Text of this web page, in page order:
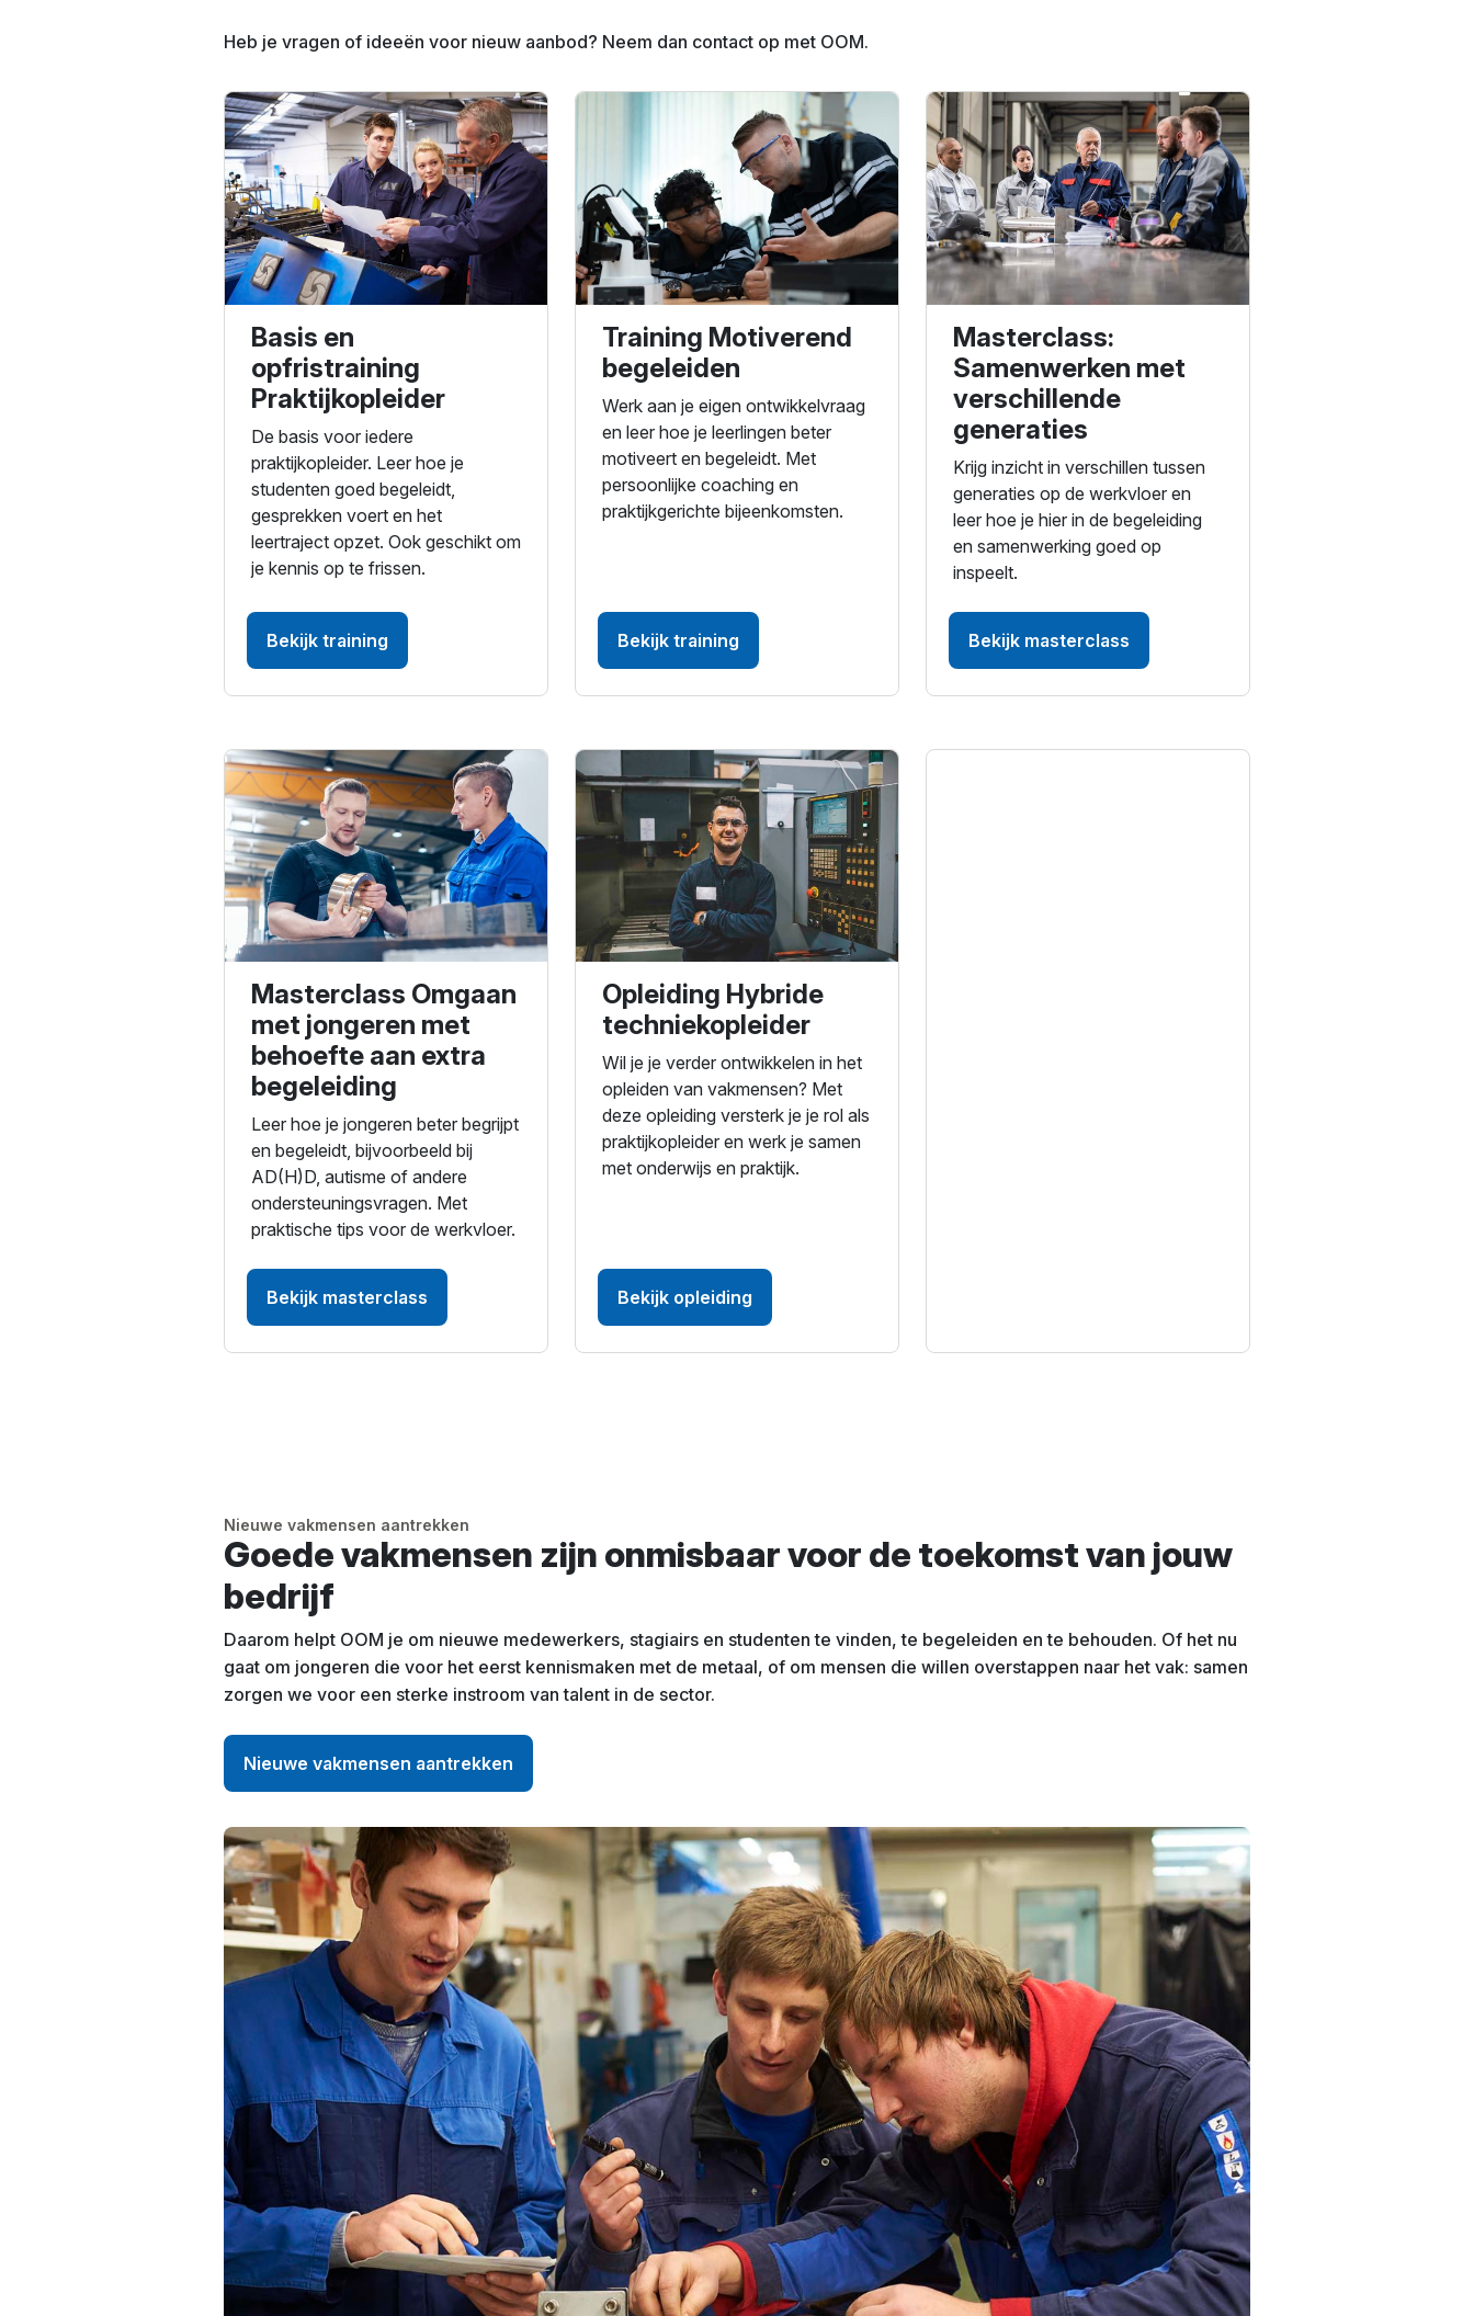
Heb je vragen of ideeën voor nieuw aanbod? Neem dan contact op met OOM.
Basis en
opfristraining
Praktijkopleider
De basis voor iedere
praktijkopleider. Leer hoe je
studenten goed begeleidt,
gesprekken voert en het
leertraject opzet. Ook geschikt om
je kennis op te frissen.
Bekijk training
Training Motiverend
begeleiden
Werk aan je eigen ontwikkelvraag
en leer hoe je leerlingen beter
motiveert en begeleidt. Met
persoonlijke coaching en
praktijkgerichte bijeenkomsten.
Bekijk training
Masterclass:
Samenwerken met
verschillende
generaties
Krijg inzicht in verschillen tussen
generaties op de werkvloer en
leer hoe je hier in de begeleiding
en samenwerking goed op
inspeelt.
Bekijk masterclass
Masterclass Omgaan
met jongeren met
behoefte aan extra
begeleiding
Leer hoe je jongeren beter begrijpt
en begeleidt, bijvoorbeeld bij
AD(H)D, autisme of andere
ondersteuningsvragen. Met
praktische tips voor de werkvloer.
Bekijk masterclass
Opleiding Hybride
techniekopleider
Wil je je verder ontwikkelen in het
opleiden van vakmensen? Met
deze opleiding versterk je je rol als
praktijkopleider en werk je samen
met onderwijs en praktijk.
Bekijk opleiding
Nieuwe vakmensen aantrekken
Goede vakmensen zijn onmisbaar voor de toekomst van jouw
bedrijf
Daarom helpt OOM je om nieuwe medewerkers, stagiairs en studenten te vinden, te begeleiden en te behouden. Of het nu
gaat om jongeren die voor het eerst kennismaken met de metaal, of om mensen die willen overstappen naar het vak: samen
zorgen we voor een sterke instroom van talent in de sector.
Nieuwe vakmensen aantrekken